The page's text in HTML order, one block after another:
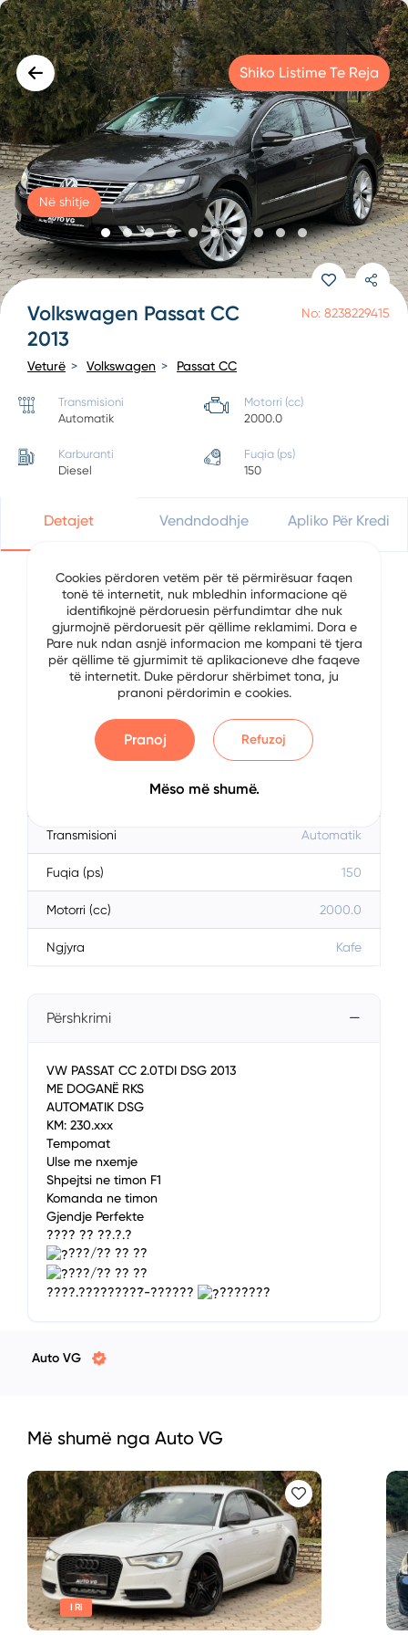
Shiko Listime Te Reja
No: 8238229415
Në shitje
Volkswagen Passat CC
2013
Veturë Volkswagen Passat CC
Transmisioni
Automatik
Motorri (cc)
2000.0
Karburanti
Diesel
Fuqia (ps)
150
Detajet Vendndodhje Apliko Për Kredi
Detajet e Automjetit
Data 4/4/2025
Brand Volkswagen
Passat CC
Transmisioni Automatik
Fuqia (ps) 150
Motorri (cc) 2000.0
Ngjyra Kafe
Përshkrimi
VW PASSAT CC 2.0TDI DSG 2013
ME DOGANË RKS
AUTOMATIK DSG
KM: 230.xxx
Tempomat
Ulse me nxemje
Shpejtsi ne timon F1
Komanda ne timon
Gjendje Perfekte
???? ?? ??.?.?
???/?? ?? ??
???/?? ?? ??
????.?????????̈-??????
???????
Auto VG
Më shumë nga Auto VG
I Ri
Cookies përdoren vetëm për të përmirësuar faqen
tonë të internetit, nuk mbledhin informacione që
identifikojnë përdoruesin përfundimtar dhe nuk
gjurmojnë përdoruesit për qëllime reklamimi. Dora e
Pare nuk ndan asnjë informacion me kompani të tjera
për qëllime të gjurmimit të aplikacioneve dhe faqeve
të internetit. Duke përdorur shërbimet tona, ju
pranoni përdorimin e cookies.
Pranoj Refuzoj
Mëso më shumë.